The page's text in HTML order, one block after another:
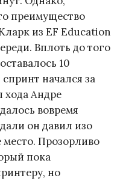
преимущество
из EF Education
Вплоть до того
10
начался за
хода Андре
вовремя
он давил изо
место. Прозорливо
пока
но